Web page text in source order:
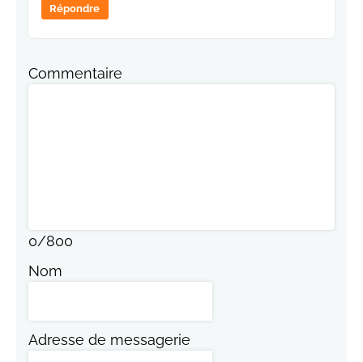
Répondre
Commentaire
0/800
Nom
Adresse de messagerie